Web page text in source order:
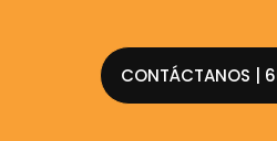
CONTÁCTANOS |